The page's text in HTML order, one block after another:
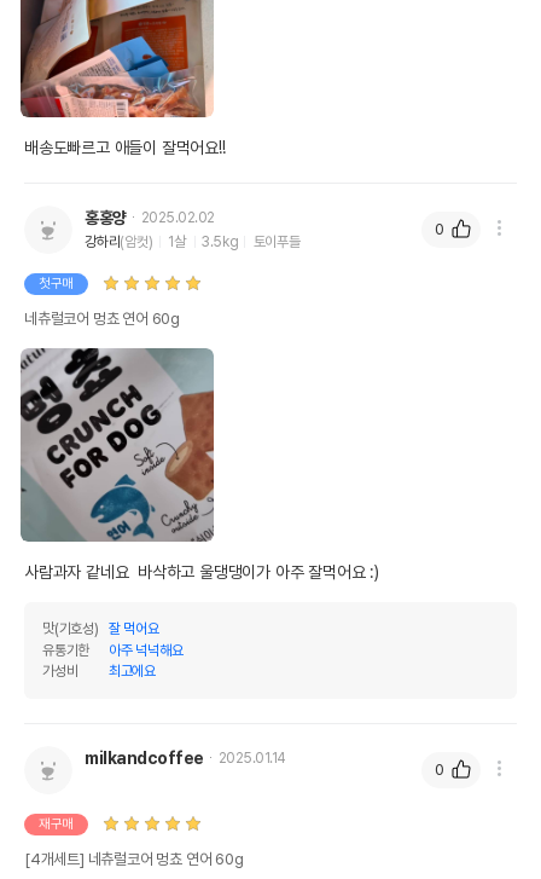
배송도빠르고 애들이 잘먹어요!!
홍홍양
2025.02.02
강하리 (암컷) 1살 3.5kg 토이푸들
첫구매
네츄럴코어 멍쵸 연어 60g
사람과자 같네요  바삭하고 울댕댕이가 아주 잘먹어요 :)
맛(기호성)
잘 먹어요
유통기한
아주 넉넉해요
가성비
최고에요
0
milkandcoffee 2025.01.14
재구매
[4개세트] 네츄럴코어 멍쵸 연어 60g
0